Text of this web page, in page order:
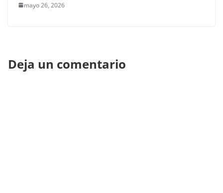
mayo 26, 2026
Deja un comentario